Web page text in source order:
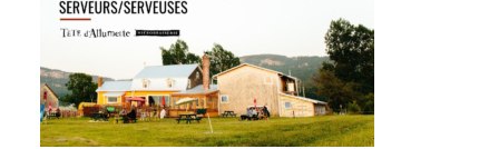
Portail Entreprise
Portail Candidat